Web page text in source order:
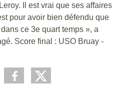
Il est vrai que ses affaires
pour avoir bien défendu que
ce 3e quart temps », a
Score final : USO Bruay -